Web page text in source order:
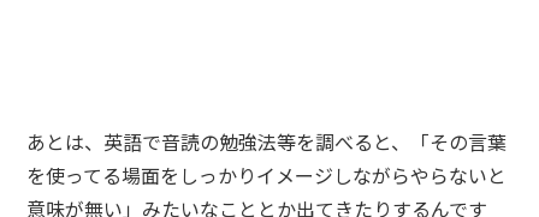
あとは、英語で音読の勉強法等を調べると、「その言葉
を使ってる場面をしっかりイメージしながらやらないと
意味が無い」みたいなこととか出てきたりするんです